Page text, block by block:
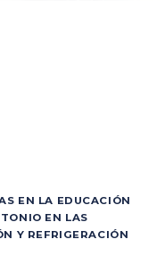
EN LA EDUCACIÓN
EN LAS
Y REFRIGERACIÓN